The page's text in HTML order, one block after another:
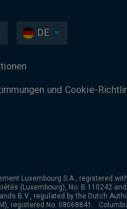
DE
und Cookie-
Luxembourg S.A., registered
(Luxembourg), No. B 110242
B.V., regulated by the Dutch
registered No. 08068841.